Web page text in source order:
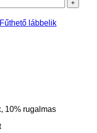
Fűthető lábbelik
10% rugalmas